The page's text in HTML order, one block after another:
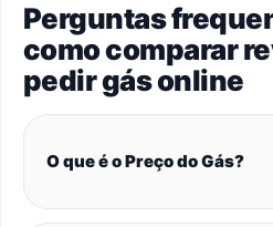
Perguntas
como comparar
pedir gás online
O que é o Preço do Gás?